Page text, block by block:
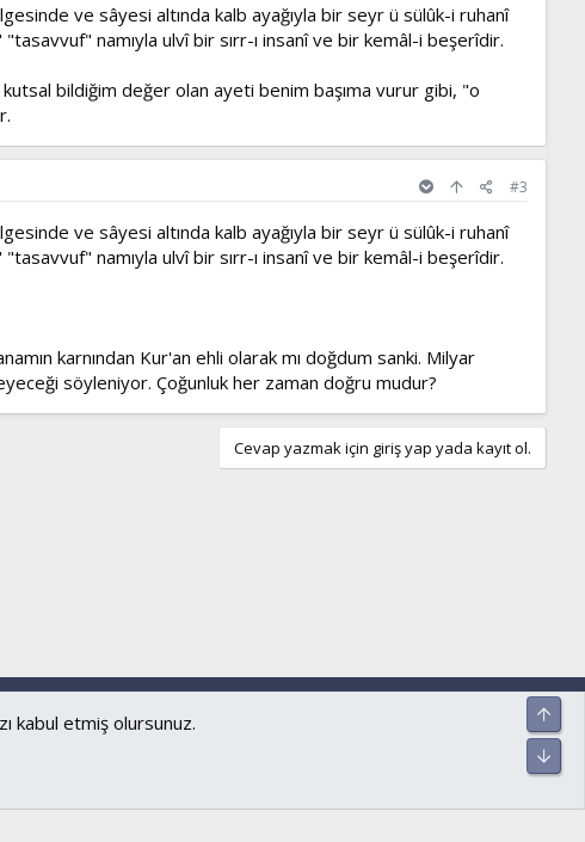
ve sâyesi altında kalb ayağıyla bir seyr ü sülûk-i ruhanî
namıyla ulvî bir sırr-ı insanî ve bir kemâl-i beşerîdir.
bildiğim değer olan ayeti benim başıma vurur gibi, "o
#3
ve sâyesi altında kalb ayağıyla bir seyr ü sülûk-i ruhanî
namıyla ulvî bir sırr-ı insanî ve bir kemâl-i beşerîdir.
karnından Kur'an ehli olarak mı doğdum sanki. Milyar
söyleniyor. Çoğunluk her zaman doğru mudur?
Cevap yazmak için giriş yap yada kayıt ol.
R
S
kabul etmiş olursunuz.
Üst
Alt